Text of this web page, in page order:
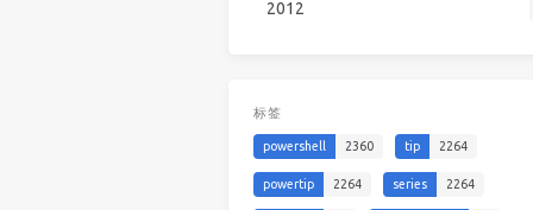
2012
标签
powershell 2360 tip 2264
powertip 2264 series 2264